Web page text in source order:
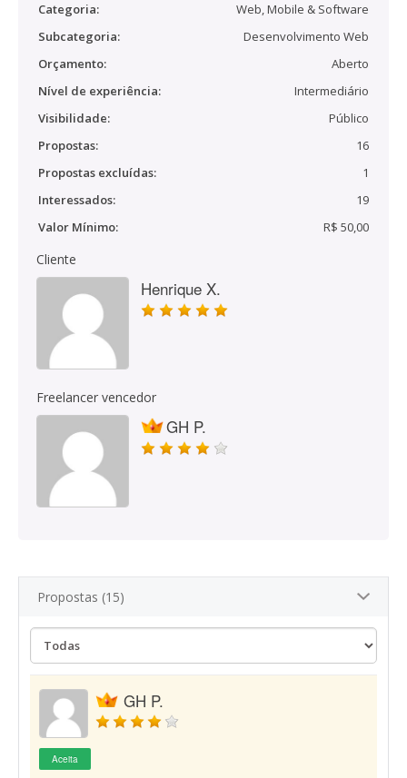
Categoria:
Web, Mobile & Software
Subcategoria:
Desenvolvimento Web
Orçamento:
Aberto
Nível de experiência:
Intermediário
Visibilidade:
Público
Propostas:
16
Propostas excluídas:
1
Interessados:
19
Valor Mínimo:
R$ 50,00
Cliente
Henrique X.
Freelancer vencedor
GH P.
Propostas (15)
GH P.
Aceita